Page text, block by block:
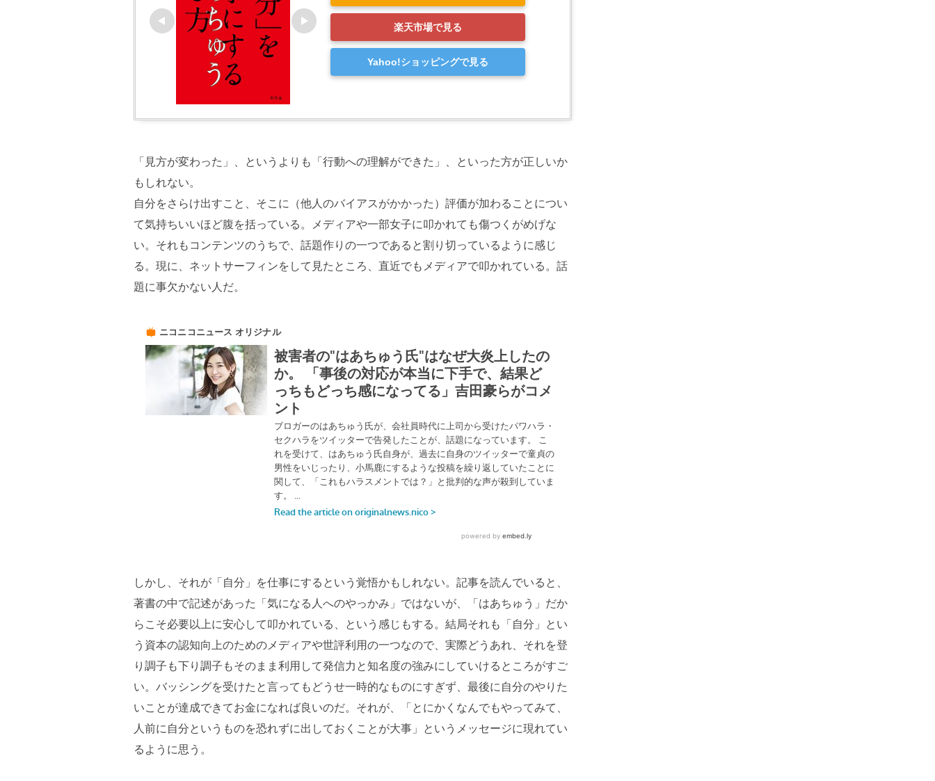
楽天市場で見る
Yahoo!ショッピングで見る
「見方が変わった」、というよりも「行動への理解ができた」、といった方が正しいか
もしれない。
自分をさらけ出すこと、そこに（他人のバイアスがかかった）評価が加わることについ
て気持ちいいほど腹を括っている。メディアや一部女子に叩かれても傷つくがめげな
い。それもコンテンツのうちで、話題作りの一つであると割り切っているように感じ
る。現に、ネットサーフィンをして見たところ、直近でもメディアで叩かれている。話
題に事欠かない人だ。
しかし、それが「自分」を仕事にするという覚悟かもしれない。記事を読んでいると、
著書の中で記述があった「気になる人へのやっかみ」ではないが、「はあちゅう」だか
らこそ必要以上に安心して叩かれている、という感じもする。結局それも「自分」とい
う資本の認知向上のためのメディアや世評利用の一つなので、実際どうあれ、それを登
り調子も下り調子もそのまま利用して発信力と知名度の強みにしていけるところがすご
い。バッシングを受けたと言ってもどうせ一時的なものにすぎず、最後に自分のやりた
いことが達成できてお金になれば良いのだ。それが、「とにかくなんでもやってみて、
人前に自分というものを恐れずに出しておくことが大事」というメッセージに現れてい
るように思う。